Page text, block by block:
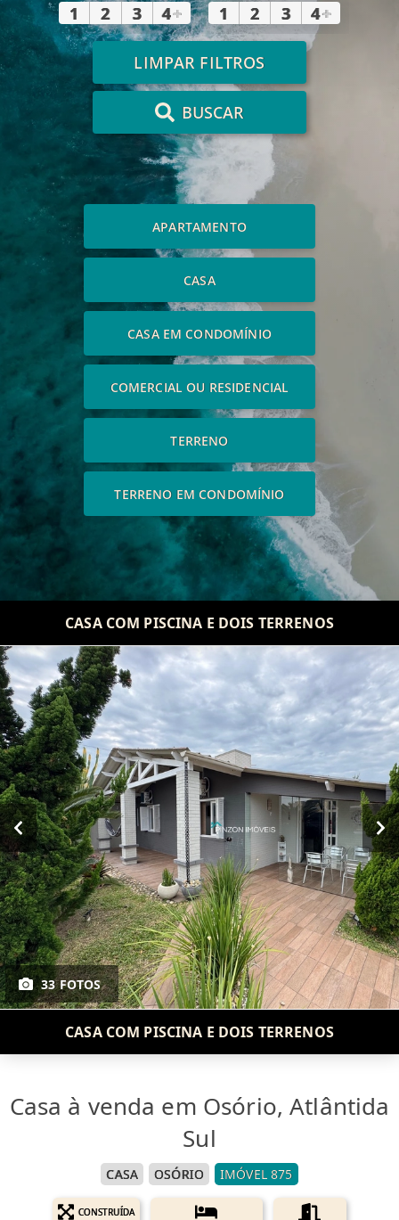
1 2 3 4+ 1 2 3 4+
LIMPAR FILTROS
BUSCAR
APARTAMENTO
CASA
CASA EM CONDOMÍNIO
COMERCIAL OU RESIDENCIAL
TERRENO
TERRENO EM CONDOMÍNIO
CASA COM PISCINA E DOIS TERRENOS
33 FOTOS
CASA COM PISCINA E DOIS TERRENOS
Casa à venda em Osório, Atlântida
Sul
CASA OSÓRIO IMÓVEL 875
CONSTRUÍDA